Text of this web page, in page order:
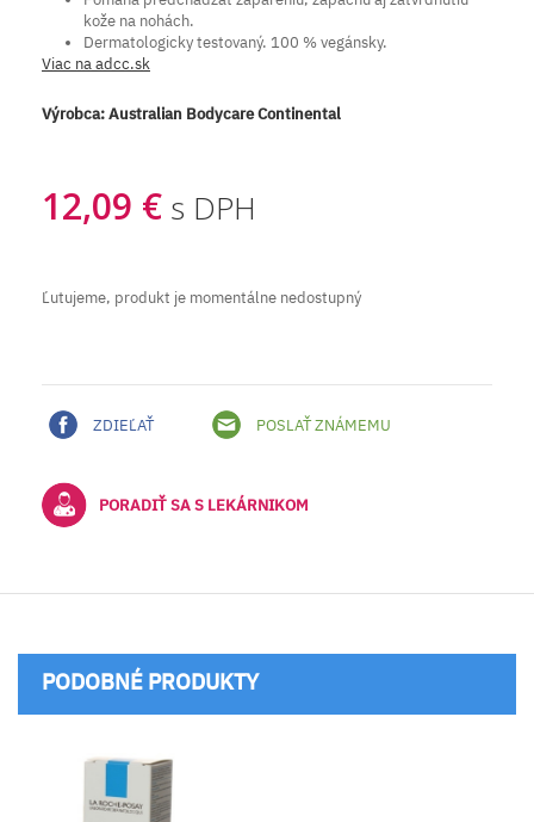
kože na nohách.
Dermatologicky testovaný. 100 % vegánsky.
Viac na adcc.sk
Výrobca:Australian Bodycare Continental
12,09 € s DPH
Ľutujeme, produkt je momentálne nedostupný
ZDIEĽAŤ POSLAŤ ZNÁMEMU
PORADIŤ SA S LEKÁRNIKOM
PODOBNÉ PRODUKTY